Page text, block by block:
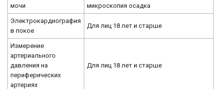
мочи
микроскопия осадка
Электрокардиография
в покое
Для лиц 18 лет и старше
Измерение
артериального
давления на
периферических
артериях
Для лиц 18 лет и старше